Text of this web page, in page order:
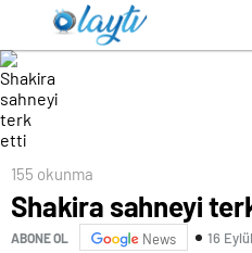
155 okunma
Shakira sahneyi
ABONE OL News 16